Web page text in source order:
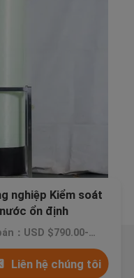
nghiệp Kiểm soát
ổn định
Giá bán：USD $790.00-7000.00
Liên hệ chúng tôi